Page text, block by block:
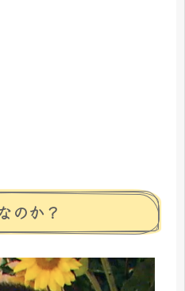
のか？